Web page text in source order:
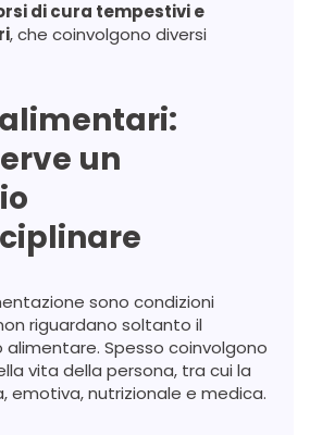
di cura tempestivi e
, che coinvolgono diversi
un
sono condizioni
riguardano soltanto il
Spesso coinvolgono
vita della persona, tra cui la
emotiva, nutrizionale e medica.